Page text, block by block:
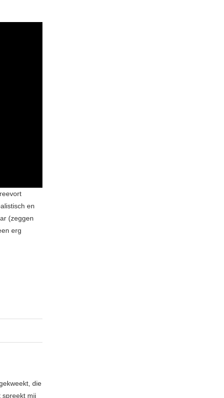
en
(zeggen
erg
die
spreekt mij